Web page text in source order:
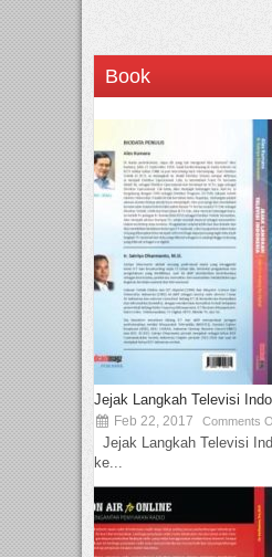
Book
Jejak Langkah Televisi
Feb 22, 2017 Comments
Jejak Langkah Televisi
ke...